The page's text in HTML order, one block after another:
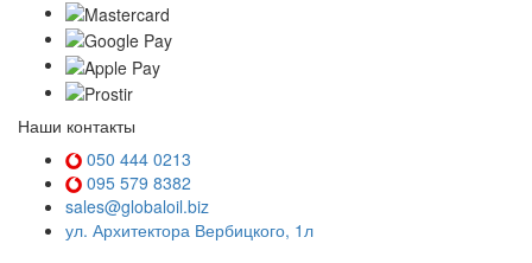
Наши контакты
050 444 0213
095 579 8382
sales@globaloil.biz
ул. Архитектора Вербицкого, 1л